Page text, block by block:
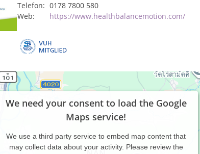
Telefon: 0178 7800 580
Web:
https://www.healthbalancemotion.com/
We need your consent to load the Google
Maps service!
We use a third party service to embed map content that
may collect data about your activity. Please review the